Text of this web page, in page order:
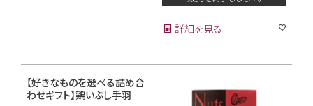
詳細を見る
【好きなものを選べる詰め合
わせギフト】鶏いぶし手羽